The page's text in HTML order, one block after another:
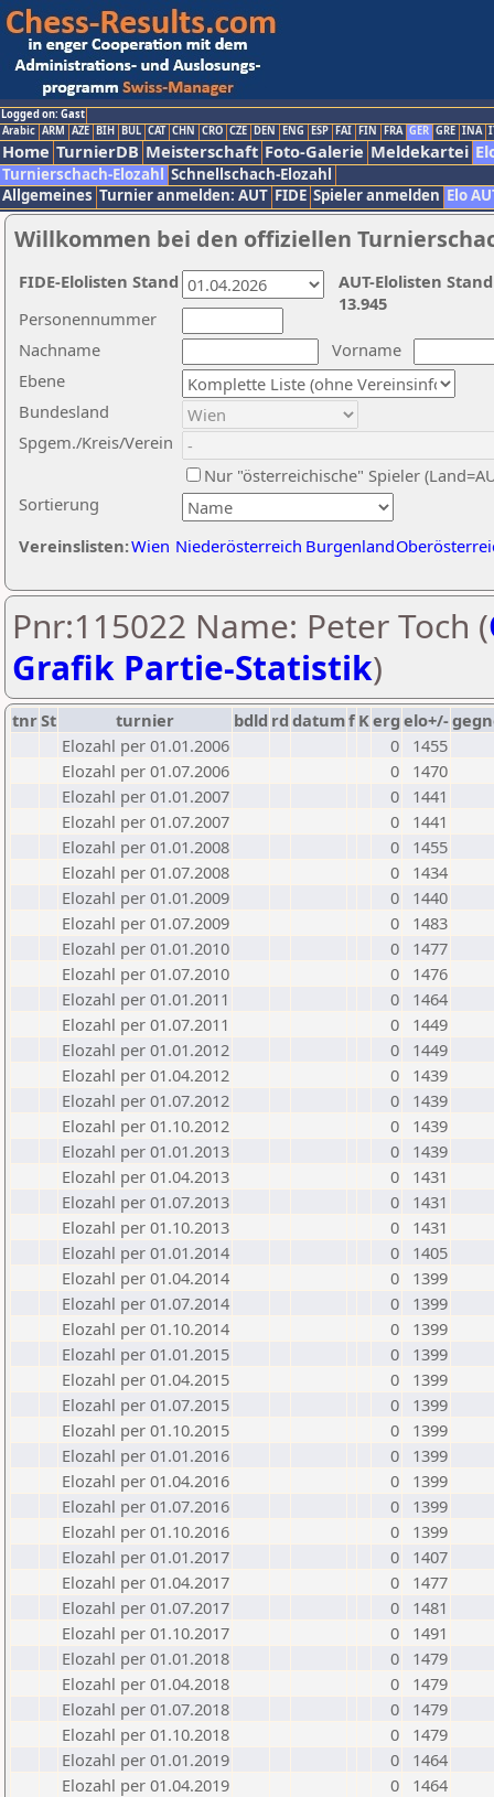
Logged on: Gast
Arabic ARM AZE BIH BUL CAT CHN CRO CZE DEN ENG ESP FAI FIN FRA GER GRE INA
Home TurnierDB Meisterschaft Foto-Galerie Meldekartei
Turnierschach-Elozahl Schnellschach-Elozahl
Allgemeines Turnier anmelden: AUT FIDE Spieler anmelden Elo
Willkommen bei den offiziellen
Nachname
Vorname
Ebene
Sortierung
Personennummer
Bundesland
Spgem./Kreis/Verein
Nur "österreichische" Spieler
Vereinslisten:Wien Niederösterreich Burgenland
AUT-Elolisten
13.945
FIDE-Elolisten Stand
Pnr:115022 Name: Peter Toch (
Grafik Partie-Statistik)
tnrSt turnier bdld rd datumf Kerg elo+/-
Elozahl per 01.01.2006
0
1455
Elozahl per 01.07.2006
0
1470
Elozahl per 01.01.2007
0
1441
Elozahl per 01.07.2007
0
1441
Elozahl per 01.01.2008
0
1455
Elozahl per 01.07.2008
0
1434
Elozahl per 01.01.2009
0
1440
Elozahl per 01.07.2009
0
1483
Elozahl per 01.01.2010
0
1477
Elozahl per 01.07.2010
0
1476
Elozahl per 01.01.2011
0
1464
Elozahl per 01.07.2011
0
1449
Elozahl per 01.01.2012
0
1449
Elozahl per 01.04.2012
0
1439
Elozahl per 01.07.2012
0
1439
Elozahl per 01.10.2012
0
1439
Elozahl per 01.01.2013
0
1439
Elozahl per 01.04.2013
0
1431
Elozahl per 01.07.2013
0
1431
Elozahl per 01.10.2013
0
1431
Elozahl per 01.01.2014
0
1405
Elozahl per 01.04.2014
0
1399
Elozahl per 01.07.2014
0
1399
Elozahl per 01.10.2014
0
1399
Elozahl per 01.01.2015
0
1399
Elozahl per 01.04.2015
0
1399
Elozahl per 01.07.2015
0
1399
Elozahl per 01.10.2015
0
1399
Elozahl per 01.01.2016
0
1399
Elozahl per 01.04.2016
0
1399
Elozahl per 01.07.2016
0
1399
Elozahl per 01.10.2016
0
1399
Elozahl per 01.01.2017
0
1407
Elozahl per 01.04.2017
0
1477
Elozahl per 01.07.2017
0
1481
Elozahl per 01.10.2017
0
1491
Elozahl per 01.01.2018
0
1479
Elozahl per 01.04.2018
0
1479
Elozahl per 01.07.2018
0
1479
Elozahl per 01.10.2018
0
1479
Elozahl per 01.01.2019
0
1464
Elozahl per 01.04.2019
0
1464